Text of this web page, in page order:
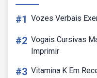
#1 Vozes Verbais
#2 Vogais Cursivas
Imprimir
#3 Vitamina K Em